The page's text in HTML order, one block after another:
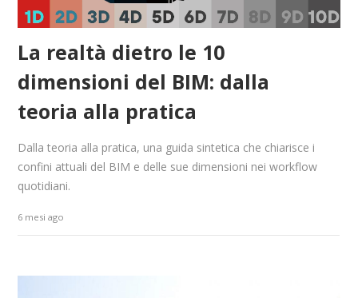
La realtà dietro le 10
dimensioni del BIM: dalla
teoria alla pratica
Dalla teoria alla pratica, una guida sintetica che chiarisce i
confini attuali del BIM e delle sue dimensioni nei workflow
quotidiani.
6 mesi ago